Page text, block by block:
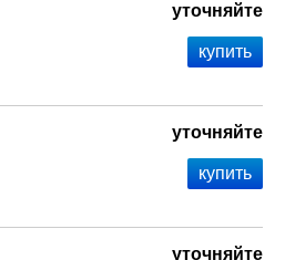
уточняйте
уточняйте
уточняйте